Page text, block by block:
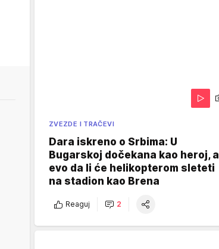
ZVEZDE I TRAČEVI
Dara iskreno o Srbima: U
Bugarskoj dočekana kao heroj, a
evo da li će helikopterom sleteti
na stadion kao Brena
Reaguj 2